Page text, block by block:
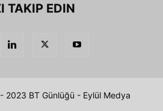
TAKIP EDIN
BT Günlüğü - Eylül Medya